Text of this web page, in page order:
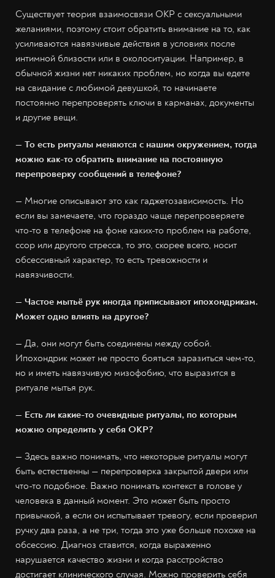
Существует теория взаимосвязи ОКР с сексуальными
желаниями, поэтому стоит обратить внимание на то, как
усиливаются навязчивые действия в условиях после
интимной близости или в околоситуации. Например, в
обычной жизни нет никаких проблем, но когда вы едете
на свидание с любимой девушкой, то начинаете
постоянно перепроверять ключи в карманах, документы
и другие вещи.
— То есть ритуалы меняются с нашим окружением, тогда
можно как-то обратить внимание на постоянную
перепроверку сообщений в телефоне?
— Многие описывают это как гаджетозависимость. Но
если вы замечаете, что гораздо чаще перепроверяете
что-то в телефоне на фоне каких-то проблем на работе,
ссор или другого стресса, то это, скорее всего, носит
обсессивный характер, то есть тревожности и
навязчивости.
— Частое мытьё рук иногда приписывают ипохондрикам.
Может одно влиять на другое?
— Да, они могут быть соединены между собой.
Ипохондрик может не просто бояться заразиться чем-то,
но и иметь навязчивую мизофобию, что выразится в
ритуале мытья рук.
— Есть ли какие-то очевидные ритуалы, по которым
можно определить у себя ОКР?
— Здесь важно понимать, что некоторые ритуалы могут
быть естественны — перепроверка закрытой двери или
что-то подобное. Важно понимать контекст в голове у
человека в данный момент. Это может быть просто
привычкой, а если он испытывает тревогу, если проверил
ручку два раза, а не три, тогда это уже больше похоже на
обсессию. Диагноз ставится, когда выраженно
нарушается качество жизни и когда расстройство
достигает клинического случая. Можно проверить себя